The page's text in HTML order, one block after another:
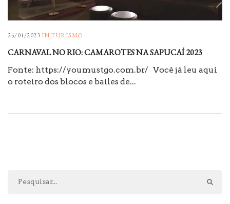
25/01/2023 IN TURISMO
CARNAVAL NO RIO: CAMAROTES NA SAPUCAÍ 2023
Fonte: https://youmustgo.com.br/ Você já leu aqui
o roteiro dos blocos e bailes de...